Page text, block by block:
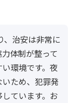
、治安は非常に
体制が整って
環境です。夜
ため、犯罪発
ています。お